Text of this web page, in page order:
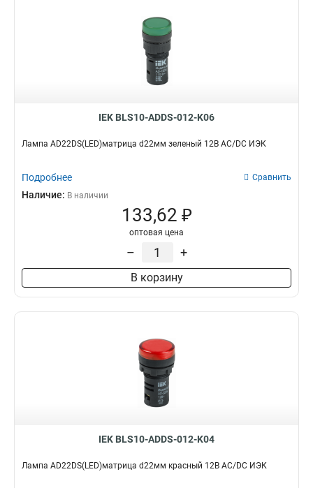
IEK BLS10-ADDS-012-K06
Лампа AD22DS(LED)матрица d22мм зеленый 12В AC/DC ИЭК
Подробнее Сравнить
Наличие: В наличии
133,62 ₽
оптовая цена
– +
В корзину
IEK BLS10-ADDS-012-K04
Лампа AD22DS(LED)матрица d22мм красный 12В AC/DC ИЭК